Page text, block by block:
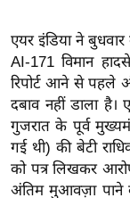
ष
ज्ञ
रा
य
ब
ज
ट
एयर इंडिया ने
AI-171 विमान
रिपोर्ट आने से पहले
दबाव नहीं डाला
गुजरात के पूर्व
गई थी) की बेटी
को पत्र लिखकर
अंतिम मुआवज़ा पाने